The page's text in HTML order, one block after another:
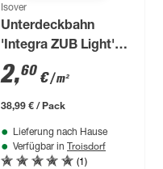
Isover
Unterdeckbahn
'Integra ZUB Light'
1,5 x 10 m
2,60 €/ m²
38,99 € / Pack
Lieferung nach Hause
Verfügbar in Troisdorf
(1)